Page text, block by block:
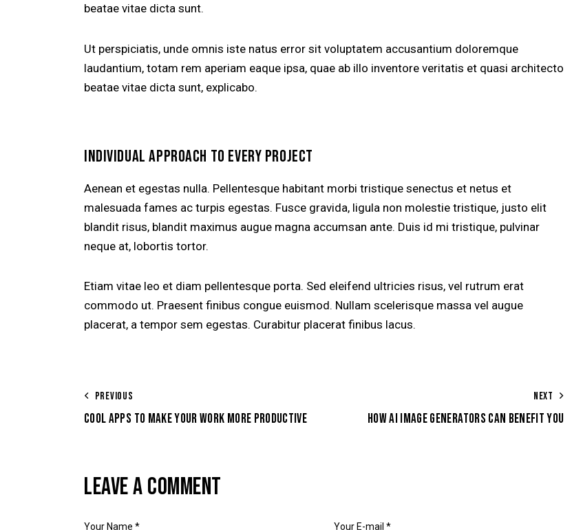
beatae vitae dicta sunt.
Ut perspiciatis, unde omnis iste natus error sit voluptatem accusantium doloremque
laudantium, totam rem aperiam eaque ipsa, quae ab illo inventore veritatis et quasi architecto
beatae vitae dicta sunt, explicabo.
INDIVIDUAL APPROACH TO EVERY PROJECT
Aenean et egestas nulla. Pellentesque habitant morbi tristique senectus et netus et
malesuada fames ac turpis egestas. Fusce gravida, ligula non molestie tristique, justo elit
blandit risus, blandit maximus augue magna accumsan ante. Duis id mi tristique, pulvinar
neque at, lobortis tortor.
Etiam vitae leo et diam pellentesque porta. Sed eleifend ultricies risus, vel rutrum erat
commodo ut. Praesent finibus congue euismod. Nullam scelerisque massa vel augue
placerat, a tempor sem egestas. Curabitur placerat finibus lacus.
PREVIOUS
COOL APPS TO MAKE YOUR WORK MORE PRODUCTIVE
NEXT
HOW AI IMAGE GENERATORS CAN BENEFIT YOU
LEAVE A COMMENT